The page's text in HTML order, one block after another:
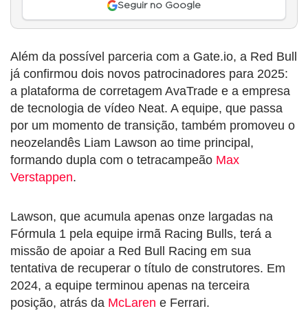
Seguir no Google
Além da possível parceria com a Gate.io, a Red Bull
já confirmou dois novos patrocinadores para 2025:
a plataforma de corretagem AvaTrade e a empresa
de tecnologia de vídeo Neat. A equipe, que passa
por um momento de transição, também promoveu o
neozelandês Liam Lawson ao time principal,
formando dupla com o tetracampeão Max
Verstappen.
Lawson, que acumula apenas onze largadas na
Fórmula 1 pela equipe irmã Racing Bulls, terá a
missão de apoiar a Red Bull Racing em sua
tentativa de recuperar o título de construtores. Em
2024, a equipe terminou apenas na terceira
posição, atrás da McLaren e Ferrari.